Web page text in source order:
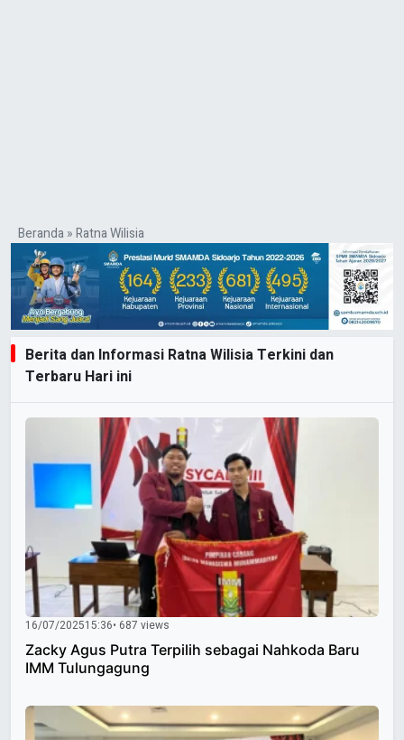
Beranda»Ratna Wilisia
Berita dan Informasi Ratna Wilisia Terkini dan
Terbaru Hari ini
16/07/202515:36• 687 views
Zacky Agus Putra Terpilih sebagai Nahkoda Baru
IMM Tulungagung